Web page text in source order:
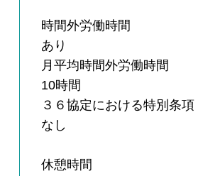
時間外労働時間
あり
月平均時間外労働時間
10時間
３６協定における特別条項
なし
休憩時間